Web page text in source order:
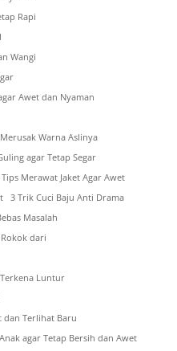
Rapi
Wangi
Awet dan Nyaman
Warna Aslinya
agar Tetap Segar
Tips Merawat Jaket Agar Awet
3 Trik Cuci Baju Anti Drama
Masalah
dari
Luntur
dan Terlihat Baru
agar Tetap Bersih dan Awet